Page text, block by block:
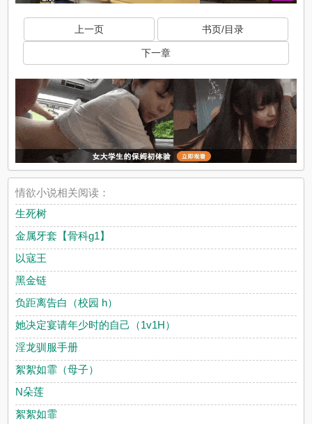
上一页 书页/目录
下一章
情欲小说相关阅读：
生死树
金属牙套【骨科g1】
以寇王
黑金链
负距离告白（校园 h）
她决定宴请年少时的自己（1v1H）
淫龙驯服手册
絮絮如霏（母子）
N朵莲
絮絮如霏